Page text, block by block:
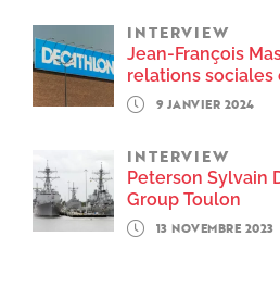
INTERVIEW
Jean-François
relations sociales
9 JANVIER 2024
INTERVIEW
Peterson Sylvain
Group Toulon
13 NOVEMBRE 2023